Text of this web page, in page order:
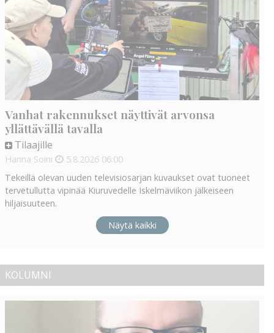
Vanhat rakennukset näyttivät arvonsa
yllättävällä tavalla
Tilaajille
Hanna Soini 5.8.2026 06:00
Tekeillä olevan uuden televisiosarjan kuvaukset ovat tuoneet
tervetullutta vipinää Kiuruvedelle Iskelmäviikon jälkeiseen
hiljaisuuteen.
Näytä kaikki
KOLUMNI